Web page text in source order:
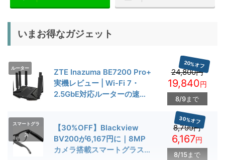
いまお得なガジェット
ルーター
ZTE Inazuma BE7200 Pro+
実機レビュー | Wi-Fi 7・
2.5GbE対応ルーターの速度
24,800円
20%オフ
19,840円
8/9まで
スマートグラ
ス
【30%OFF】Blackview
BV200が6,167円に｜8MP
カメラ搭載スマートグラス用
8,799円
30%オフ
6,167円
8/15まで